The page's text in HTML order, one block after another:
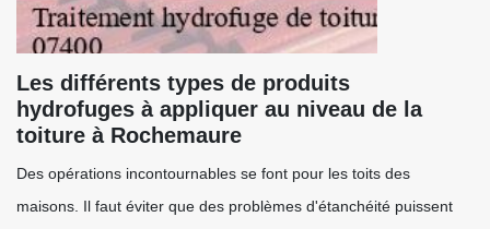
Les différents types de produits
hydrofuges à appliquer au niveau de la
toiture à Rochemaure
Des opérations incontournables se font pour les toits des
maisons. Il faut éviter que des problèmes d'étanchéité puissent